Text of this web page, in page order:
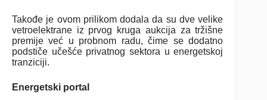
Takođe je ovom prilikom dodala da su dve velike
vetroelektrane iz prvog kruga aukcija za tržišne
premije već u probnom radu, čime se dodatno
podstiče učešće privatnog sektora u energetskoj
tranziciji.
Energetski portal